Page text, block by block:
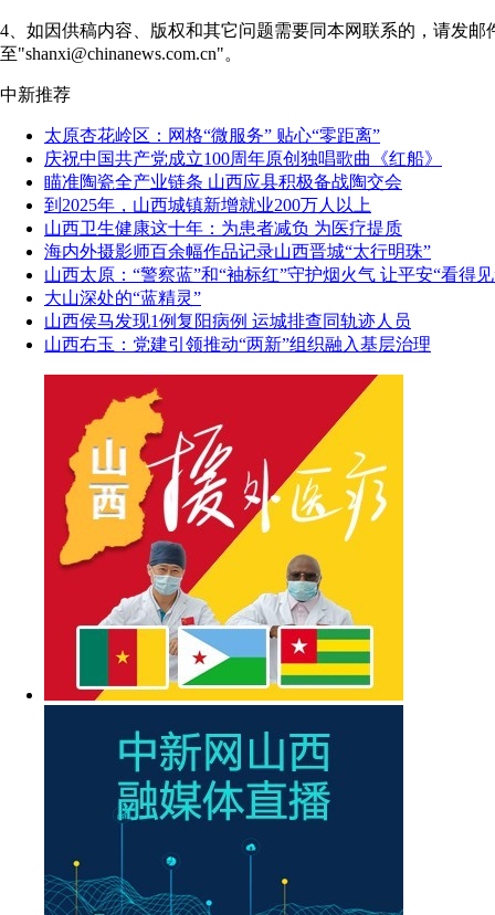
4、如因供稿内容、版权和其它问题需要同本网联系的，请发邮
至"shanxi@chinanews.com.cn"。
中新推荐
太原杏花岭区：网格“微服务” 贴心“零距离”
庆祝中国共产党成立100周年原创独唱歌曲《红船》
瞄准陶瓷全产业链条 山西应县积极备战陶交会
到2025年，山西城镇新增就业200万人以上
山西卫生健康这十年：为患者减负 为医疗提质
海内外摄影师百余幅作品记录山西晋城“太行明珠”
山西太原：“警察蓝”和“袖标红”守护烟火气 让平安“看得见
大山深处的“蓝精灵”
山西侯马发现1例复阳病例 运城排查同轨迹人员
山西右玉：党建引领推动“两新”组织融入基层治理